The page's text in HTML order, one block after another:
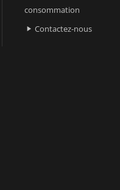
consommation
 Contactez-nous